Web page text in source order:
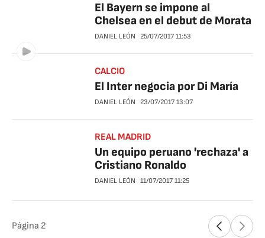
El Bayern se impone al
Chelsea en el debut de Morata
DANIEL LEÓN 25/07/2017 11:53
CALCIO
El Inter negocia por Di María
DANIEL LEÓN 23/07/2017 13:07
REAL MADRID
Un equipo peruano 'rechaza' a
Cristiano Ronaldo
DANIEL LEÓN 11/07/2017 11:25
Página 2